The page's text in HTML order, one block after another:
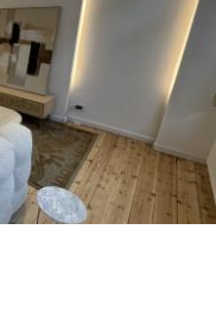
photos sur demande) 🏡
neuf & meublés
N° 3 : 💸 Loyer : 1. 100
électricité, internet).
: +/- 50 m² 🛏️...